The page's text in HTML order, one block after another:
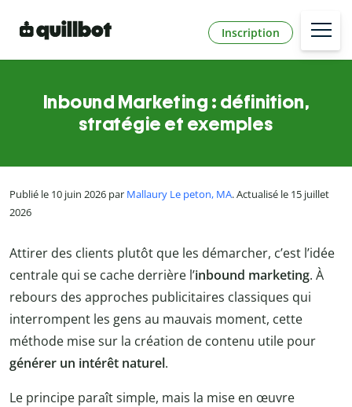
Inscription
Inbound Marketing : définition,
stratégie et exemples
Publié le 10 juin 2026 par Mallaury Le peton, MA. Actualisé le 15 juillet
2026
Attirer des clients plutôt que les démarcher, c’est l’idée
centrale qui se cache derrière l’inbound marketing. À
rebours des approches publicitaires classiques qui
interrompent les gens au mauvais moment, cette
méthode mise sur la création de contenu utile pour
générer un intérêt naturel.
Le principe paraît simple, mais la mise en œuvre